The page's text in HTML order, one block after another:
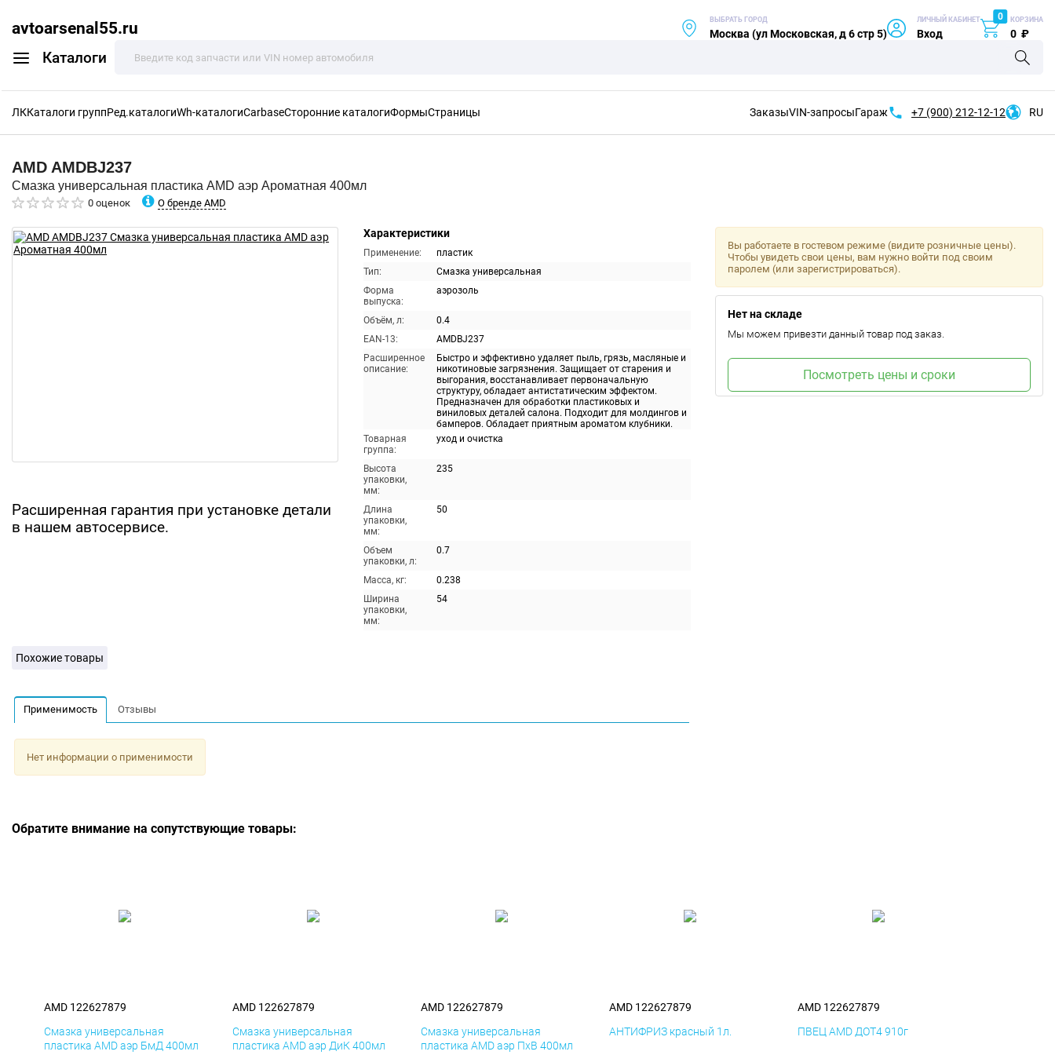
avtoarsenal55.ru
Каталоги
ВЫБРАТЬ ГОРОД
Москва (ул Московская, д 6 стр 5)
ЛИЧНЫЙ КАБИНЕТ
Вход
0 КОРЗИНА
0 ₽
ЛККаталоги группРед.каталогиWh-каталогиCarbaseСторонние каталогиФормыСтраницы ЗаказыVIN-запросыГараж +7 (900) 212-12-12 RU
AMD AMDBJ237
Смазка универсальная пластика AMD аэр Ароматная 400мл
0 оценок О бренде AMD
Расширенная гарантия при установке детали
в нашем автосервисе.
Характеристики
Применение:
пластик
Тип:
Смазка универсальная
Форма
выпуска:
аэрозоль
Объём, л:
0.4
EAN-13:
AMDBJ237
Расширенное
описание:
Быстро и эффективно удаляет пыль, грязь, масляные и
никотиновые загрязнения. Защищает от старения и
выгорания, восстанавливает первоначальную
структуру, обладает антистатическим эффектом.
Предназначен для обработки пластиковых и
виниловых деталей салона. Подходит для молдингов и
бамперов. Обладает приятным ароматом клубники.
Товарная
группа:
уход и очистка
Высота
упаковки,
мм:
235
Длина
упаковки,
мм:
50
Объем
упаковки, л:
0.7
Масса, кг:
0.238
Ширина
упаковки,
мм:
54
Вы работаете в гостевом режиме (видите розничные цены).
Чтобы увидеть свои цены, вам нужно войти под своим
паролем (или зарегистрироваться).
Нет на складе
Мы можем привезти данный товар под заказ.
Посмотреть цены и сроки
Похожие товары
Применимость Отзывы
Нет информации о применимости
Обратите внимание на сопутствующие товары:
AMD 122627879
Смазка универсальная
пластика AMD аэр БмД 400мл
AMD 122627879
Смазка универсальная
пластика AMD аэр ДиК 400мл
AMD 122627879
Смазка универсальная
пластика AMD аэр ПхВ 400мл
AMD 122627879
АНТИФРИЗ красный 1л.
AMD 122627879
ПВЕЦ AMD ДОТ4 910г